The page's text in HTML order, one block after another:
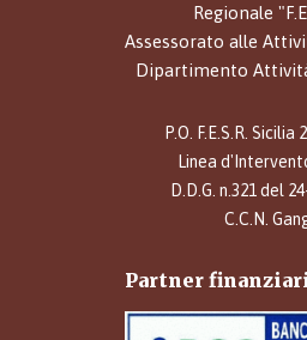
Regionale
Assessorato alle
Dipartimento
P.O. F.E.S.R. Sicilia
Linea
D.D.G. n.321 del
C.C.N.
Partner